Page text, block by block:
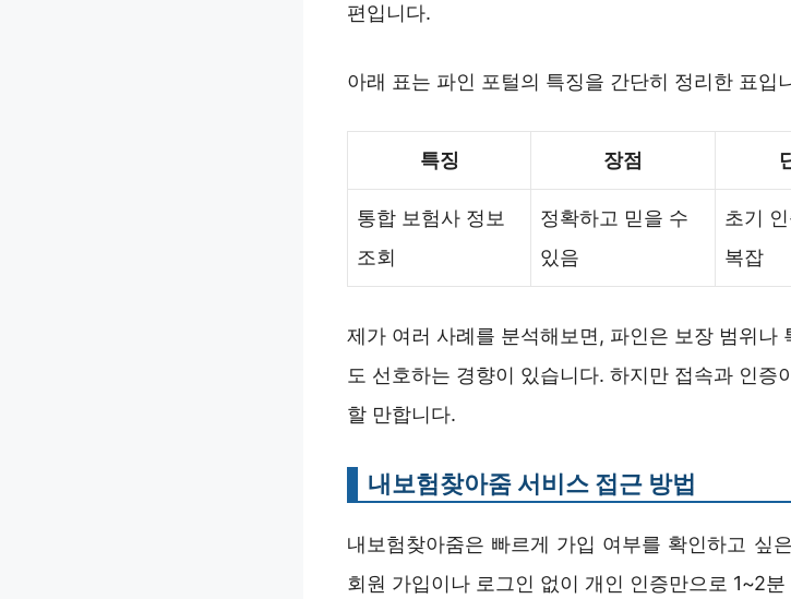
편입니다.
아래 표는 파인 포털의 특징을 간단히 정리한 표입
특징 장점
통합 보험사 정보
조회
정확하고 믿을 수
있음
초기
복잡
제가 여러 사례를 분석해보면, 파인은 보장 범위나
도 선호하는 경향이 있습니다. 하지만 접속과 인증
할 만합니다.
내보험찾아줌 서비스 접근 방법
내보험찾아줌은 빠르게 가입 여부를 확인하고 싶
회원 가입이나 로그인 없이 개인 인증만으로 1~2